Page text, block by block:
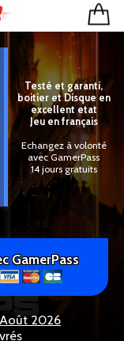
Testé et garanti,
boitier et Disque en
excellent etat
Jeu en français
Echangez à volonté
avec GamerPass
14 jours gratuits
GamerPass
2026